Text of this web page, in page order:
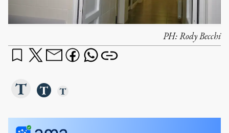
PH:Rody Becchi